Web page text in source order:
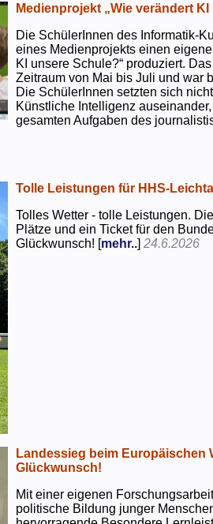
Medienprojekt „Wie verändert
Die SchülerInnen des Informatik-
eines Medienprojekts einen
KI unsere Schule?“ produziert.
Zeitraum von Mai bis Juli und war
Die SchülerInnen setzten sich
Künstliche Intelligenz
gesamten Aufgaben des
Tolle Leistungen für HHS-
Tolles Wetter - tolle Leistungen.
Plätze und ein Ticket für den
Glückwunsch! [mehr..]24.6.2026
Landessieg beim Europäischen
Glückwunsch!
Mit einer eigenen
politische Bildung junger